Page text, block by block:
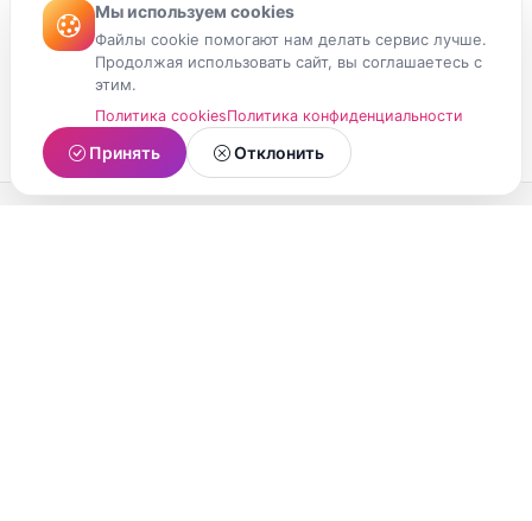
Мы используем cookies
Файлы cookie помогают нам делать сервис лучше.
Продолжая использовать сайт, вы соглашаетесь с
этим.
Политика cookiesПолитика конфиденциальности
Принять Отклонить